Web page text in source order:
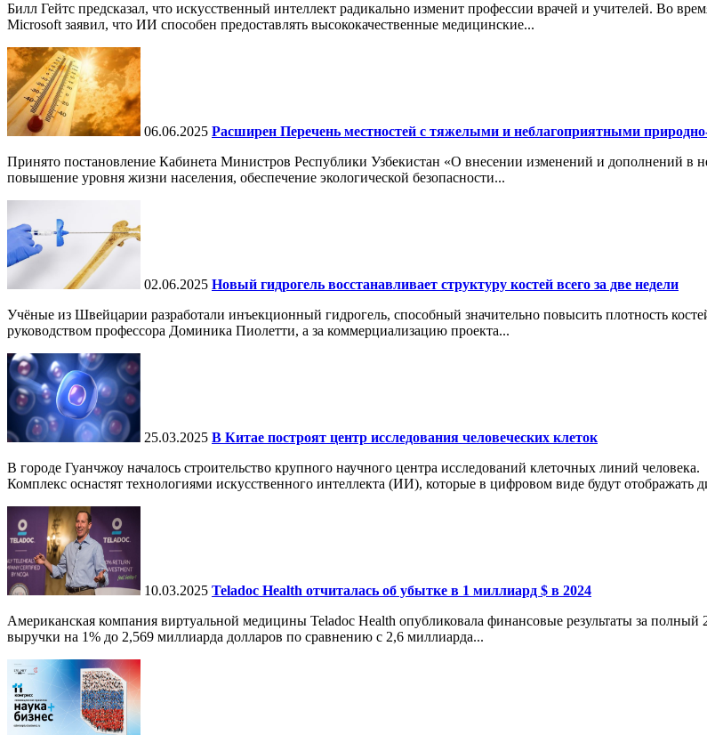
Билл Гейтс предсказал, что искусственный интеллект радикально изменит профессии врачей и учителей. Во
Microsoft заявил, что ИИ способен предоставлять высококачественные медицинские...
06.06.2025 Расширен Перечень местностей с тяжелыми и неблагоприятными
Принято постановление Кабинета Министров Республики Узбекистан «О внесении изменений и дополнений в
повышение уровня жизни населения, обеспечение экологической безопасности...
02.06.2025 Новый гидрогель восстанавливает структуру костей всего за две недели
Учёные из Швейцарии разработали инъекционный гидрогель, способный значительно повысить плотность
руководством профессора Доминика Пиолетти, а за коммерциализацию проекта...
25.03.2025 В Китае построят центр исследования человеческих клеток
В городе Гуанчжоу началось строительство крупного научного центра исследований клеточных линий человека.
Комплекс оснастят технологиями искусственного интеллекта (ИИ), которые в цифровом виде будут отображать
10.03.2025 Teladoc Health отчиталась об убытке в 1 миллиард $ в 2024
Американская компания виртуальной медицины Teladoc Health опубликовала финансовые результаты за
выручки на 1% до 2,569 миллиарда долларов по сравнению с 2,6 миллиарда...